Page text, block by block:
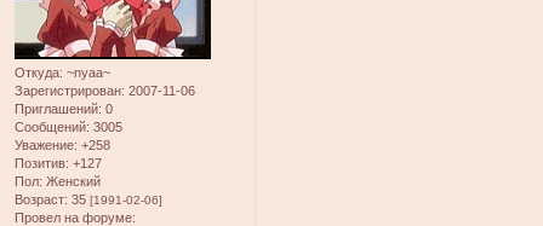
Откуда: ~nyaa~
Зарегистрирован: 2007-11-06
Приглашений: 0
Сообщений: 3005
Уважение: +258
Позитив: +127
Пол: Женский
Возраст: 35 [1991-02-06]
Провел на форуме: